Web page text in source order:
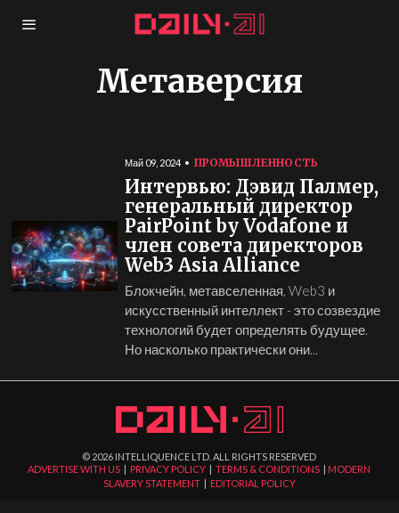
Метаверсия
Май 09, 2024 ПРОМЫШЛЕННОСТЬ
Интервью: Дэвид Палмер,
генеральный директор
PairPoint by Vodafone и
член совета директоров
Web3 Asia Alliance
Блокчейн, метавселенная, Web3 и
искусственный интеллект - это созвездие
технологий будет определять будущее.
Но насколько практически они...
© 2026 INTELLIQUENCE LTD. ALL RIGHTS RESERVED
ADVERTISE WITH US | PRIVACY POLICY |TERMS & CONDITIONS | MODERN
SLAVERY STATEMENT| EDITORIAL POLICY